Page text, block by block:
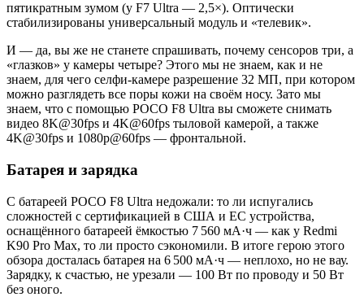
пятикратным зумом (у F7 Ultra — 2,5×). Оптически
стабилизированы универсальный модуль и «телевик».
И — да, вы же не станете спрашивать, почему сенсоров три, а
«глазков» у камеры четыре? Этого мы не знаем, как и не
знаем, для чего селфи-камере разрешение 32 МП, при котором
можно разглядеть все поры кожи на своём носу. Зато мы
знаем, что с помощью POCO F8 Ultra вы сможете снимать
видео 8K@30fps и 4K@60fps тыловой камерой, а также
4K@30fps и 1080p@60fps — фронтальной.
Батарея и зарядка
С батареей POCO F8 Ultra недожали: то ли испугались
сложностей с сертификацией в США и ЕС устройства,
оснащённого батареей ёмкостью 7 560 мА·ч — как у Redmi
K90 Pro Max, то ли просто сэкономили. В итоге герою этого
обзора досталась батарея на 6 500 мА·ч — неплохо, но не вау.
Зарядку, к счастью, не урезали — 100 Вт по проводу и 50 Вт
без оного.